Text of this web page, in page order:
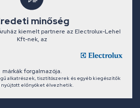
minőség
kiemelt partnere az Electrolux-Lehel
Kft-nek, az
márkák forgalmazója.
alkatrészek, tisztítószerek és egyéb kiegészítők
nyújtott előnyöket élvezhetik.